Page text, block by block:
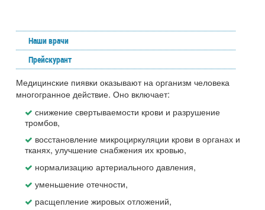
Наши врачи
Прейскурант
Медицинские пиявки оказывают на организм человека
многогранное действие. Оно включает:
снижение свертываемости крови и разрушение
тромбов,
восстановление микроциркуляции крови в органах и
тканях, улучшение снабжения их кровью,
нормализацию артериального давления,
уменьшение отечности,
расщепление жировых отложений,